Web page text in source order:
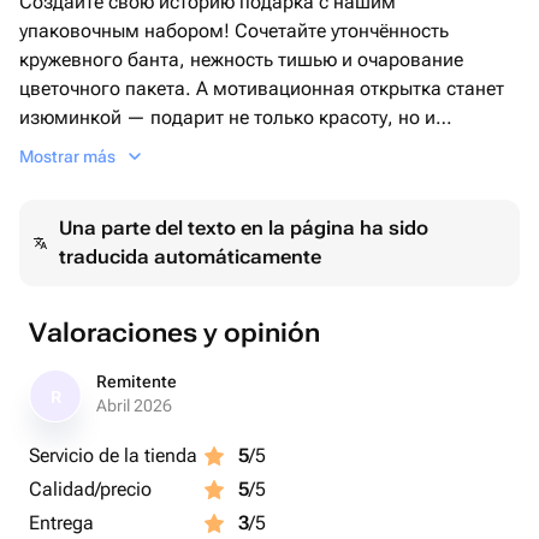
упаковочным набором! Сочетайте утончённость
кружевного банта, нежность тишью и очарование
цветочного пакета. А мотивационная открытка станет
изюминкой — подарит не только красоту, но и
вдохновение. Подарите эмоции дважды: с подарком и
Mostrar más
Una parte del texto en la página ha sido
traducida automáticamente
Valoraciones y opinión
Remitente
Abril 2026
Servicio de la tienda 5/5
Calidad/precio
5/5
Entrega
3/5